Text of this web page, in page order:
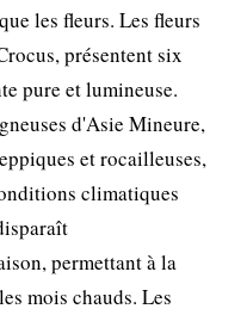
les fleurs. Les fleurs
présentent six
pure et lumineuse.
d'Asie Mineure,
et rocailleuses,
climatiques
permettant à la
mois chauds. Les